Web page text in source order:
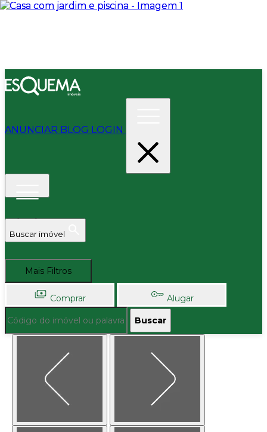
ANUNCIAR BLOG LOGIN
Buscar imóvel
Mais Filtros
Comprar Alugar
Buscar